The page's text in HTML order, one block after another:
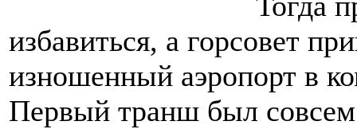
избавиться, а горсовет
изношенный аэропорт в
Первый транш был